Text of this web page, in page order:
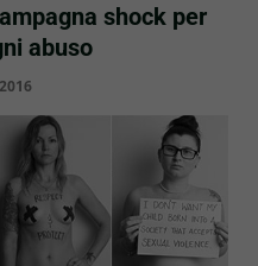
shock per
abuso